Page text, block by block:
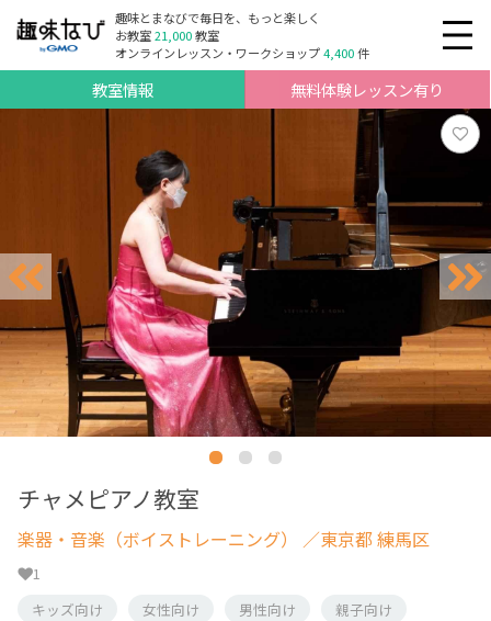
趣味とまなびで毎日を、もっと楽しく
お教室21,000教室
オンラインレッスン・ワークショップ4,400件
教室情報 無料体験レッスン有り
チャメピアノ教室
楽器・音楽（ボイストレーニング） ／東京都 練馬区
1
キッズ向け
女性向け 男性向け
親子向け